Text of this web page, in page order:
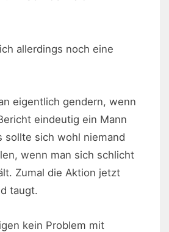
allerdings noch eine
eigentlich gendern, wenn
eindeutig ein Mann
sollte sich wohl niemand
wenn man sich schlicht
Zumal die Aktion jetzt
taugt.
kein Problem mit